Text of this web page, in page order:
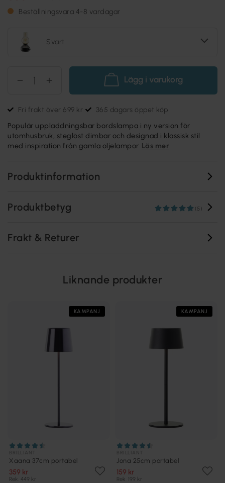
Beställningsvara 4-8 vardagar
Svart
Lägg i varukorg
Fri frakt över 699 kr 365 dagars öppet köp
Populär uppladdningsbar bordslampa i ny version för
utomhusbruk, steglöst dimbar och designad i klassisk stil
med inspiration från gamla oljelampor Läs mer
Produktinformation
Produktbetyg (5)
Frakt & Returer
Liknande produkter
KAMPANJ
Xaana 37cm portabel
359 kr
Rek. 449 kr
KAMPANJ
Jona 25cm portabel
159 kr
Rek. 199 kr